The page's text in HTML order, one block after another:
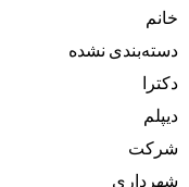
خانم
دسته‌بندی نشده
دکترا
دیپلم
شرکت
شهرداری